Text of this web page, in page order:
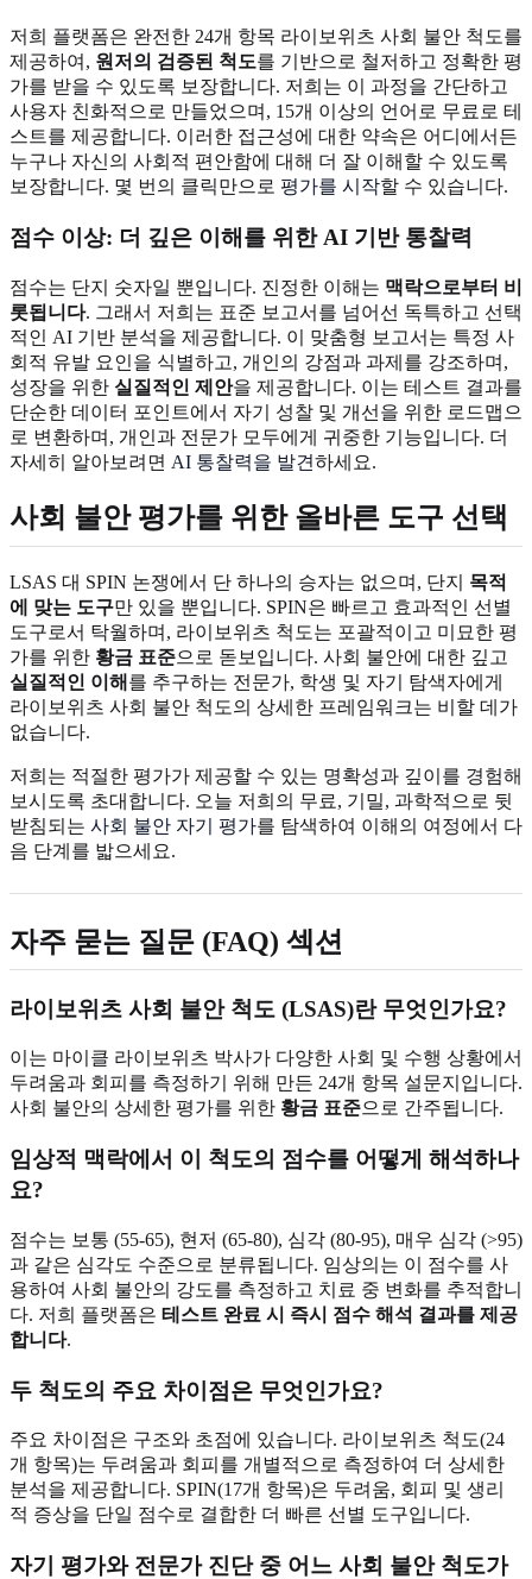
저희 플랫폼은 완전한 24개 항목 라이보위츠 사회 불안 척도를
제공하여, 원저의 검증된 척도를 기반으로 철저하고 정확한 평
가를 받을 수 있도록 보장합니다. 저희는 이 과정을 간단하고
사용자 친화적으로 만들었으며, 15개 이상의 언어로 무료로 테
스트를 제공합니다. 이러한 접근성에 대한 약속은 어디에서든
누구나 자신의 사회적 편안함에 대해 더 잘 이해할 수 있도록
보장합니다. 몇 번의 클릭만으로 평가를 시작할 수 있습니다.
점수 이상: 더 깊은 이해를 위한 AI 기반 통찰력
점수는 단지 숫자일 뿐입니다. 진정한 이해는 맥락으로부터 비
롯됩니다. 그래서 저희는 표준 보고서를 넘어선 독특하고 선택
적인 AI 기반 분석을 제공합니다. 이 맞춤형 보고서는 특정 사
회적 유발 요인을 식별하고, 개인의 강점과 과제를 강조하며,
성장을 위한 실질적인 제안을 제공합니다. 이는 테스트 결과를
단순한 데이터 포인트에서 자기 성찰 및 개선을 위한 로드맵으
로 변환하며, 개인과 전문가 모두에게 귀중한 기능입니다. 더
자세히 알아보려면 AI 통찰력을 발견하세요.
사회 불안 평가를 위한 올바른 도구 선택
LSAS 대 SPIN 논쟁에서 단 하나의 승자는 없으며, 단지 목적
에 맞는 도구만 있을 뿐입니다. SPIN은 빠르고 효과적인 선별
도구로서 탁월하며, 라이보위츠 척도는 포괄적이고 미묘한 평
가를 위한 황금 표준으로 돋보입니다. 사회 불안에 대한 깊고
실질적인 이해 를 추구하는 전문가, 학생 및 자기 탐색자에게
라이보위츠 사회 불안 척도의 상세한 프레임워크는 비할 데가
없습니다.
저희는 적절한 평가가 제공할 수 있는 명확성과 깊이를 경험해
보시도록 초대합니다. 오늘 저희의 무료, 기밀, 과학적으로 뒷
받침되는 사회 불안 자기 평가를 탐색하여 이해의 여정에서 다
음 단계를 밟으세요.
자주 묻는 질문 (FAQ) 섹션
라이보위츠 사회 불안 척도 (LSAS)란 무엇인가요?
이는 마이클 라이보위츠 박사가 다양한 사회 및 수행 상황에서
두려움과 회피를 측정하기 위해 만든 24개 항목 설문지입니다.
사회 불안의 상세한 평가를 위한 황금 표준으로 간주됩니다.
임상적 맥락에서 이 척도의 점수를 어떻게 해석하나
요?
점수는 보통 (55-65), 현저 (65-80), 심각 (80-95), 매우 심각 (>95)
과 같은 심각도 수준으로 분류됩니다. 임상의는 이 점수를 사
용하여 사회 불안의 강도를 측정하고 치료 중 변화를 추적합니
다. 저희 플랫폼은 테스트 완료 시 즉시 점수 해석 결과를 제공
합니다.
두 척도의 주요 차이점은 무엇인가요?
주요 차이점은 구조와 초점에 있습니다. 라이보위츠 척도(24
개 항목)는 두려움과 회피를 개별적으로 측정하여 더 상세한
분석을 제공합니다. SPIN(17개 항목)은 두려움, 회피 및 생리
적 증상을 단일 점수로 결합한 더 빠른 선별 도구입니다.
자기 평가와 전문가 진단 중 어느 사회 불안 척도가